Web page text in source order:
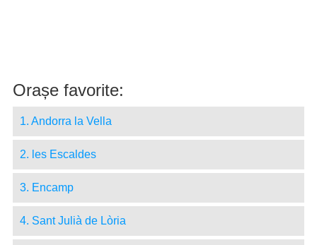
Orașe favorite:
1. Andorra la Vella
2. les Escaldes
3. Encamp
4. Sant Julià de Lòria